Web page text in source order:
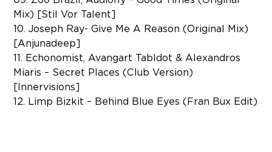
Mix) [Stil Vor Talent]
10. Joseph Ray- Give Me A Reason (Original Mix)
[Anjunadeep]
11. Echonomist, Avangart Tabldot & Alexandros
Miaris – Secret Places (Club Version)
[Innervisions]
12. Limp Bizkit – Behind Blue Eyes (Fran Bux Edit)